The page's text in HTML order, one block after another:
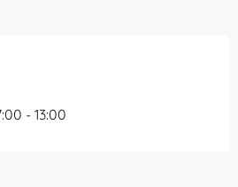
- 13:00